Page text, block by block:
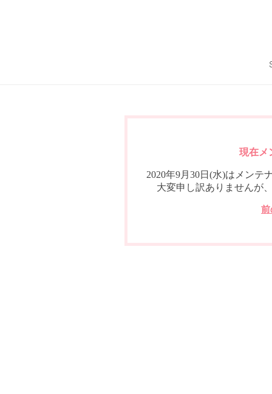
現在メ
2020年9月30日(水)はメンテ
大変申し訳ありませんが
前